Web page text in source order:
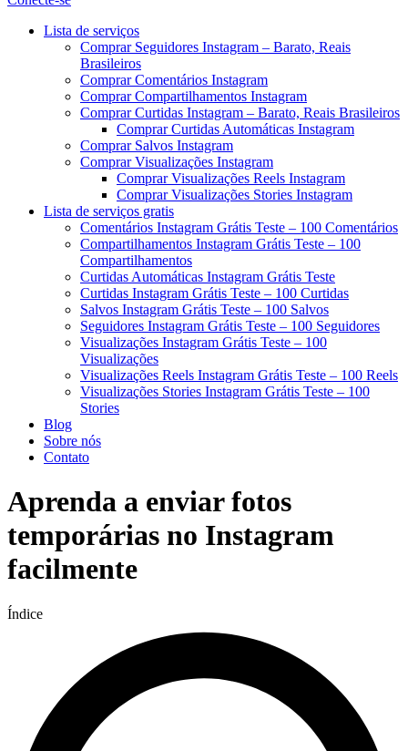
Menu
Lista de serviços
Comprar Seguidores Instagram – Barato, Reais
Brasileiros
Comprar Comentários Instagram
Comprar Compartilhamentos Instagram
Comprar Curtidas Instagram – Barato, Reais Brasileiros
Comprar Curtidas Automáticas Instagram
Comprar Salvos Instagram
Comprar Visualizações Instagram
Comprar Visualizações Reels Instagram
Comprar Visualizações Stories Instagram
Lista de serviços gratis
Comentários Instagram Grátis Teste – 100 Comentários
Compartilhamentos Instagram Grátis Teste – 100
Compartilhamentos
Curtidas Automáticas Instagram Grátis Teste
Curtidas Instagram Grátis Teste – 100 Curtidas
Salvos Instagram Grátis Teste – 100 Salvos
Seguidores Instagram Grátis Teste – 100 Seguidores
Visualizações Instagram Grátis Teste – 100
Visualizações
Visualizações Reels Instagram Grátis Teste – 100 Reels
Visualizações Stories Instagram Grátis Teste – 100
Stories
Blog
Sobre nós
Contato
Aprenda a enviar fotos
temporárias no Instagram
facilmente
Índice